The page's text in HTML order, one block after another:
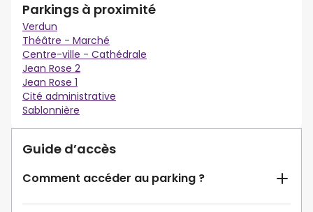
Parkings à proximité
Verdun
Théâtre - Marché
Centre-ville - Cathédrale
Jean Rose 2
Jean Rose 1
Cité administrative
Sablonnière
Guide d’accès
Comment accéder au parking ?